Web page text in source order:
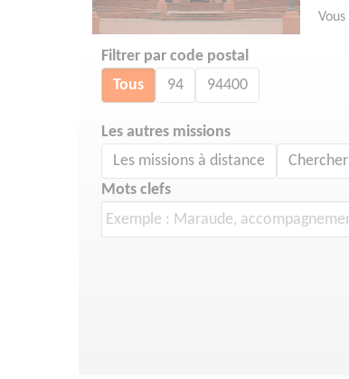
Filtrer par code postal
Tous 94 94400
Les autres missions
Les missions à distance
Mots clefs